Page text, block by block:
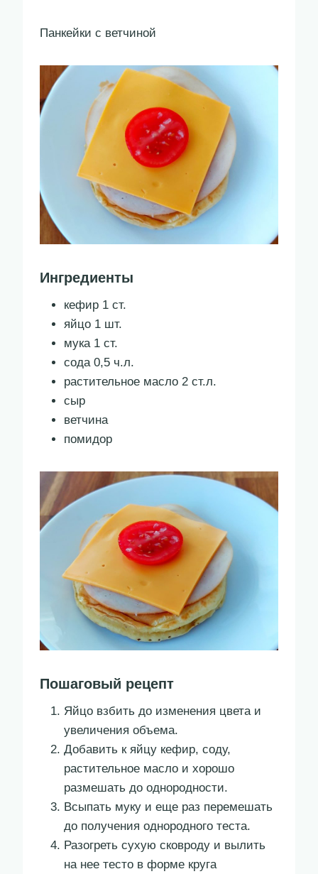
Панкейки с ветчиной
Ингредиенты
кефир 1 ст.
яйцо 1 шт.
мука 1 ст.
сода 0,5 ч.л.
растительное масло 2 ст.л.
сыр
ветчина
помидор
Пошаговый рецепт
Яйцо взбить до изменения цвета и
увеличения объема.
Добавить к яйцу кефир, соду,
растительное масло и хорошо
размешать до однородности.
Всыпать муку и еще раз перемешать
до получения однородного теста.
Разогреть сухую сковроду и вылить
на нее тесто в форме круга